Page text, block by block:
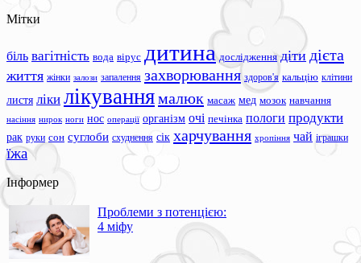
Мітки
біль вагітність вода вірус дитина дослідження діти дієта
життя жінки залози запалення захворювання здоров'я кальцію клітини
листя ліки лікуваннямалюк масаж мед мозок навчання
насіння нирок ноги нос операції організм очі печінка пологи продукти
рак руки сон суглоби схуднення сік харчування хропіння чай іграшки
їжа
Інформер
Проблеми з потенцією:
4 міфу